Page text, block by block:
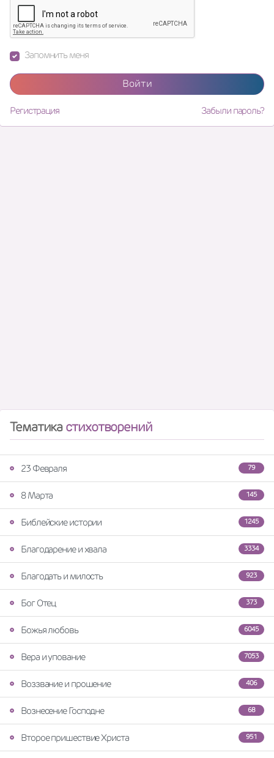
Запомнить меня
Войти
Регистрация Забыли пароль?
Тематикастихотворений
79
23 Февраля
145
8 Марта
1245
Библейские истории
3334
Благодарение и хвала
923
Благодать и милость
373
Бог Отец
6045
Божья любовь
7053
Вера и упование
406
Воззвание и прошение
68
Вознесение Господне
951
Второе пришествие Христа